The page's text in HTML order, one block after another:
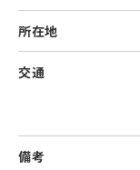
所在地
交通
備考